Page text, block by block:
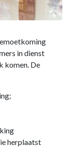
in dienst
komen. De
herplaatst